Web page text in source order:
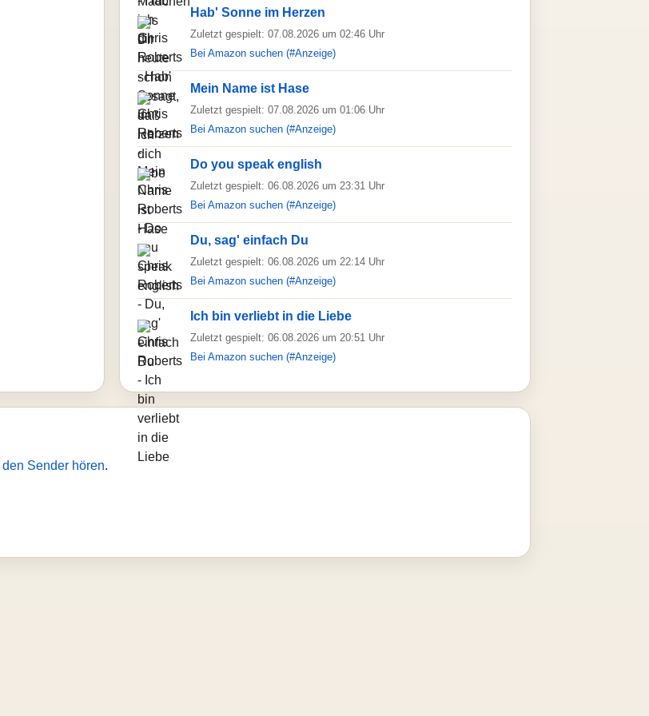
Hab' Sonne im Herzen
Zuletzt gespielt: 07.08.2026 um 02:46 Uhr
Bei Amazon suchen (#Anzeige)
Mein Name ist Hase
Zuletzt gespielt: 07.08.2026 um 01:06 Uhr
Bei Amazon suchen (#Anzeige)
Do you speak english
Zuletzt gespielt: 06.08.2026 um 23:31 Uhr
Bei Amazon suchen (#Anzeige)
Du, sag' einfach Du
Zuletzt gespielt: 06.08.2026 um 22:14 Uhr
Bei Amazon suchen (#Anzeige)
Ich bin verliebt in die Liebe
Zuletzt gespielt: 06.08.2026 um 20:51 Uhr
Bei Amazon suchen (#Anzeige)
den Sender hören.